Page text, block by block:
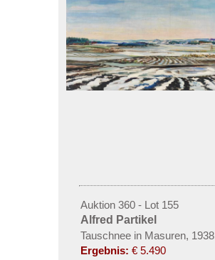
Auktion 360 - Lot 155
Alfred Partikel
Tauschnee in Masuren, 1938
Ergebnis: € 5.490